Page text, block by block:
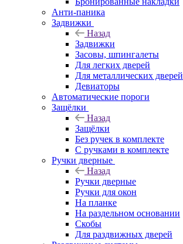
Анти-паника
Задвижки
Назад
Задвижки
Засовы, шпингалеты
Для легких дверей
Для металлических дверей
Девиаторы
Автоматические пороги
Защёлки
Назад
Защёлки
Без ручек в комплекте
С ручками в комплекте
Ручки дверные
Назад
Ручки дверные
Ручки для окон
На планке
На раздельном основании
Скобы
Для раздвижных дверей